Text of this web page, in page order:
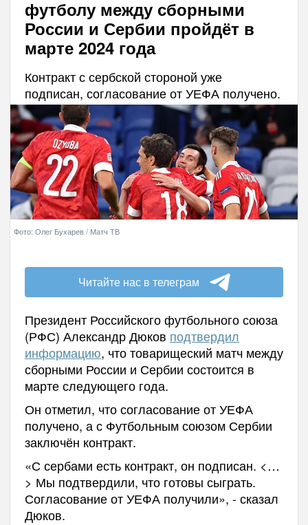
футболу между сборными
России и Сербии пройдёт в
марте 2024 года
Контракт с сербской стороной уже
подписан, согласование от УЕФА получено.
Фото: Олег Бухарев / Матч ТВ
Читайте нас в телеграм
Президент Российского футбольного союза
(РФС) Александр Дюков подтвердил
информацию, что товарищеский матч между
сборными России и Сербии состоится в
марте следующего года.
Он отметил, что согласование от УЕФА
получено, а с Футбольным союзом Сербии
заключён контракт.
«С сербами есть контракт, он подписан. <…
> Мы подтвердили, что готовы сыграть.
Согласование от УЕФА получили», - сказал
Дюков.